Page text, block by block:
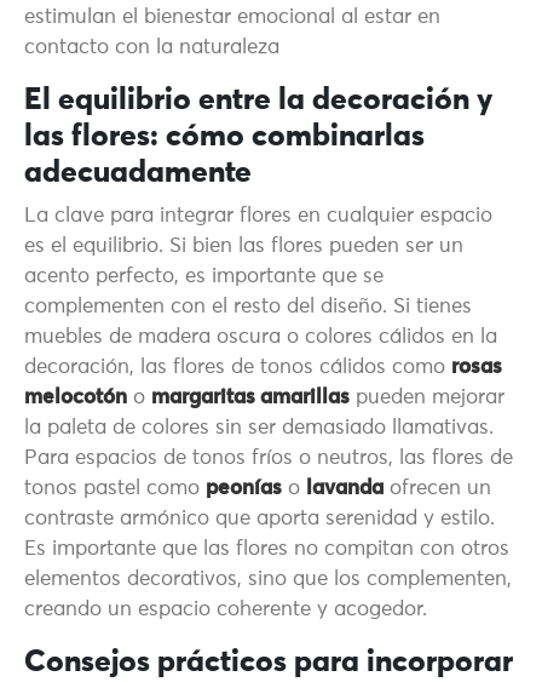
estimulan el bienestar emocional al estar en
contacto con la naturaleza
El equilibrio entre la decoración y
las flores: cómo combinarlas
adecuadamente
La clave para integrar flores en cualquier espacio
es el equilibrio. Si bien las flores pueden ser un
acento perfecto, es importante que se
complementen con el resto del diseño. Si tienes
muebles de madera oscura o colores cálidos en la
decoración, las flores de tonos cálidos como rosas
melocotón o margaritas amarillas pueden mejorar
la paleta de colores sin ser demasiado llamativas.
Para espacios de tonos fríos o neutros, las flores de
tonos pastel como peonías o lavanda ofrecen un
contraste armónico que aporta serenidad y estilo.
Es importante que las flores no compitan con otros
elementos decorativos, sino que los complementen,
creando un espacio coherente y acogedor.
Consejos prácticos para incorporar